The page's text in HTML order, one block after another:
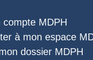
compte MDPH
à mon espace
dossier MDPH